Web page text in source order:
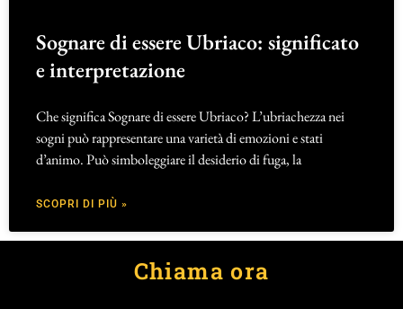
Sognare di essere Ubriaco: significato
e interpretazione
Che significa Sognare di essere Ubriaco? L’ubriachezza nei
sogni può rappresentare una varietà di emozioni e stati
d’animo. Può simboleggiare il desiderio di fuga, la
SCOPRI DI PIÙ »
Chiama ora